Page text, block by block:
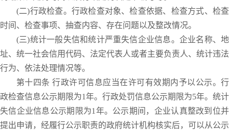
(二)行政检查。行政检查对象、检查依据、检查方式、检查
时间、检查事项、抽查内容、存在问题以及整改情况。
(三)统计一般失信和统计严重失信企业信息。企业名称、地
址、统一社会信用代码、法定代表人或者主要负责人、统计违法
行为、依法处理情况等。
第十四条 行政许可信息应当在许可有效期内予以公示。行
政检查信息公示期限为1年。行政处罚信息公示期限为5年。统计
失信企业信息公示期限为1年。公示期间，企业认真整改到位并
提出申请，经履行公示职责的政府统计机构核实后，可以从公示